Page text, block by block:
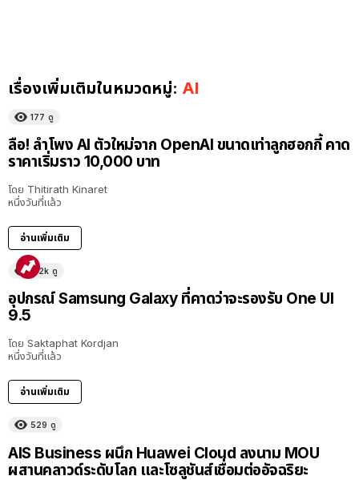
เรื่องเพิ่มเติมในหมวดหมู่: AI
177 ดู
ลือ! ลำโพง AI ตัวใหม่จาก OpenAI ขนาดเท่าลูกฮอกกี้ คาด
ราคาเริ่มราว 10,000 บาท
โดย Thitirath Kinaret
หนึ่งวันที่แล้ว
อ่านเพิ่มเติม
5.2k ดู
อุปกรณ์ Samsung Galaxy ที่คาดว่าจะรองรับ One UI
9.5
โดย Saktaphat Kordjan
หนึ่งวันที่แล้ว
อ่านเพิ่มเติม
529 ดู
AIS Business ผนึก Huawei Cloud ลงนาม MOU
ผสานคลาวด์ระดับโลก และโซลูชันส์เชื่อมต่ออัจฉริยะ